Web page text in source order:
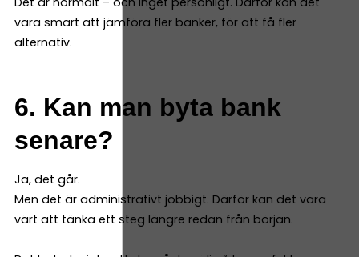
vara smart att jämföra fler banker, för att få fler
alternativ.
6. Kan man byta bank
senare?
Ja, det går.
Men det är administrativt jobbigt. Därför kan det vara
värt att tänka ett steg längre redan från början.